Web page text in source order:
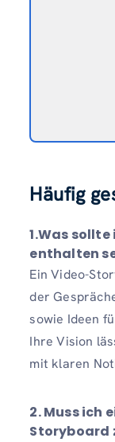
Häufig
1.Was
enthalten
Ein Video-
der
sowie Ideen
Ihre Vision
mit klaren
2. Muss ich
Storyboard